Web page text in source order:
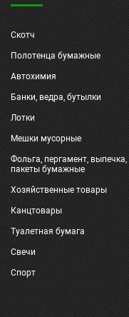
Скотч
Полотенца бумажные
Автохимия
Банки, ведра, бутылки
Лотки
Мешки мусорные
Фольга, пергамент, выпечка,
пакеты бумажные
Хозяйственные товары
Канцтовары
Туалетная бумага
Свечи
Спорт